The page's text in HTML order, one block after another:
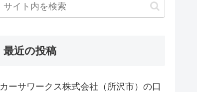
最近の投稿
カーサワークス株式会社（所沢市）の口